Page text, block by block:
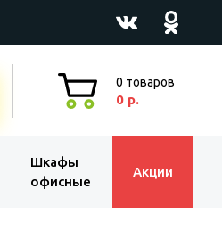
0 товаров
0 р.
Шкафы
офисные
Акции